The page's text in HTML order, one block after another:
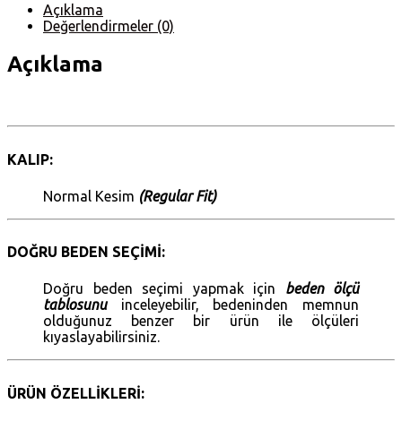
Açıklama
Değerlendirmeler (0)
Açıklama
KALIP:
Normal Kesim (Regular Fit)
DOĞRU BEDEN SEÇİMİ:
Doğru beden seçimi yapmak için
beden ölçü
tablosunu inceleyebilir, bedeninden memnun
olduğunuz benzer bir ürün ile ölçüleri
kıyaslayabilirsiniz.
ÜRÜN ÖZELLİKLERİ: